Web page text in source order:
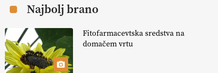
EKOloško = logično: ekološka kmetija
EKOloško = logično: VLOG Okus je
pomembnejši od izgleda
Najbolj brano
Fitofarmacevtska sredstva na
domačem vrtu